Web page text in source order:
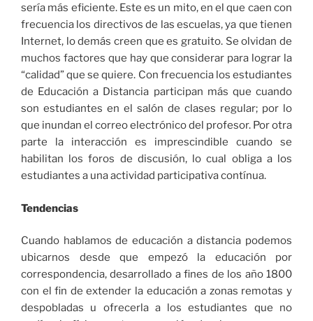
sería más eficiente. Este es un mito, en el que caen con
frecuencia los directivos de las escuelas, ya que tienen
Internet, lo demás creen que es gratuito. Se olvidan de
muchos factores que hay que considerar para lograr la
“calidad” que se quiere. Con frecuencia los estudiantes
de Educación a Distancia participan más que cuando
son estudiantes en el salón de clases regular; por lo
que inundan el correo electrónico del profesor. Por otra
parte la interacción es imprescindible cuando se
habilitan los foros de discusión, lo cual obliga a los
estudiantes a una actividad participativa contínua.
Tendencias
Cuando hablamos de educación a distancia podemos
ubicarnos desde que empezó la educación por
correspondencia, desarrollado a fines de los año 1800
con el fin de extender la educación a zonas remotas y
despobladas u ofrecerla a los estudiantes que no